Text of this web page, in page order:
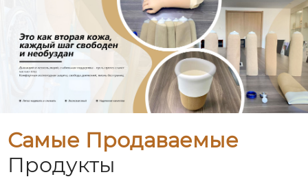
Самые Продаваемые
Продукты